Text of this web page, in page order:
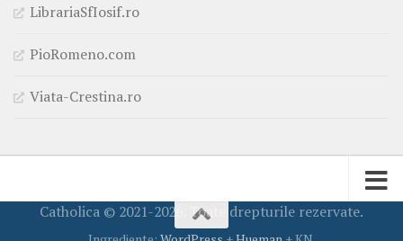
LibrariaSfIosif.ro
PioRomeno.com
Viata-Crestina.ro
Catholica © 2021-2026. Toate drepturile rezervate.